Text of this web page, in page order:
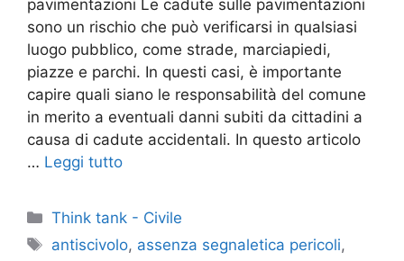
pavimentazioni Le cadute sulle pavimentazioni
sono un rischio che può verificarsi in qualsiasi
luogo pubblico, come strade, marciapiedi,
piazze e parchi. In questi casi, è importante
capire quali siano le responsabilità del comune
in merito a eventuali danni subiti da cittadini a
causa di cadute accidentali. In questo articolo
… Leggi tutto
Categorie
Think tank - Civile
Tag
antiscivolo, assenza segnaletica pericoli,